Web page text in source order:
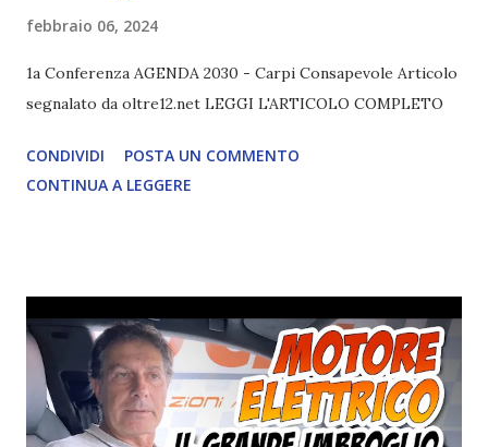
febbraio 06, 2024
1a Conferenza AGENDA 2030 - Carpi Consapevole Articolo
segnalato da oltre12.net LEGGI L'ARTICOLO COMPLETO
CONDIVIDI
POSTA UN COMMENTO
CONTINUA A LEGGERE